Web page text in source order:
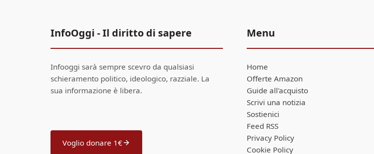
InfoOggi - Il diritto di sapere
Infooggi sarà sempre scevro da qualsiasi
schieramento politico, ideologico, razziale. La
sua informazione è libera.
Voglio donare 1€
Menu
Home
Offerte Amazon
Guide all'acquisto
Scrivi una notizia
Sostienici
Feed RSS
Privacy Policy
Cookie Policy